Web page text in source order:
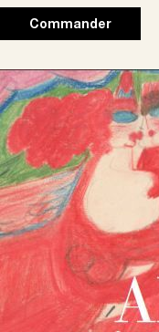
Commander